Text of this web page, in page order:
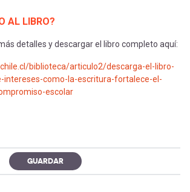
AL LIBRO?
detalles y descargar el libro completo aquí:
biblioteca/articulo2/descarga-el-libro-
intereses-como-la-escritura-fortalece-el-
escolar
GUARDAR